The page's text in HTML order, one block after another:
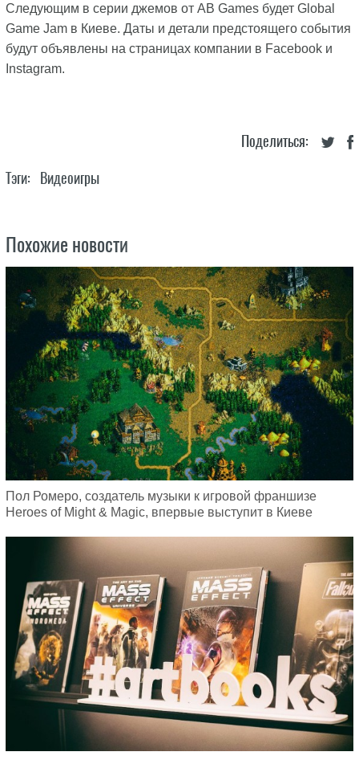
Следующим в серии джемов от AB Games будет Global
Game Jam в Киеве. Даты и детали предстоящего события
будут объявлены на страницах компании в Facebook и
Instagram.
Поделиться:
Тэги: Видеоигры
Похожие новости
Пол Ромеро, создатель музыки к игровой франшизе
Heroes of Might & Magic, впервые выступит в Киеве